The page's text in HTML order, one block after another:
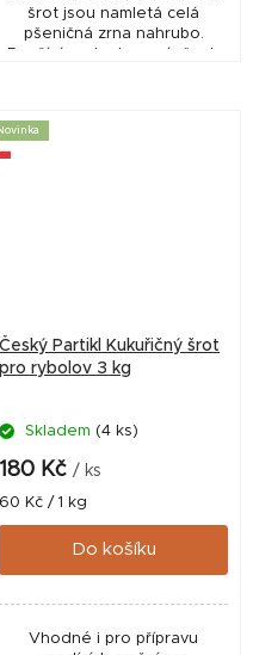
šrot jsou namletá celá
pšeničná zrna nahrubo.
Používá se ke krmení všech
Novinka
Český Partikl Kukuřičný šrot
pro rybolov 3 kg
Skladem (4 ks)
180 Kč / ks
Měrná
cena:
60 Kč / 1 kg
Do košíku
Vhodné i pro přípravu